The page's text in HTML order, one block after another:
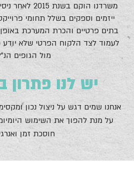
משרדנו הוקם
ייזמים וספקים בשלל תחומי
בתים פרטיים והכרת המערכת
לעמוד לצד הלקוח הפרטי שלא יודע
מול הגופים
יש לנו פתרון
אנחנו שמים דגש על ניצול נכון
על מנת להפוך את השימוש
חוסכת זמן